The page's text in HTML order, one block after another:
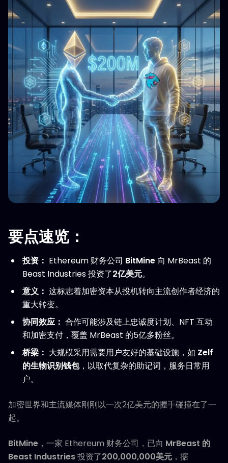
要点速览：
投资： Ethereum 财务公司 BitMine 向 MrBeast 的
Beast Industries 投资了2亿美元。
意义： 这标志着加密资本从投机转向主流创作者经济的
重大转变。
协同效应： 合作可能涉及链上忠诚度计划、NFT 互动
和加密支付，覆盖 MrBeast 的5亿多粉丝。
桥梁： 大规模采用需要用户友好的基础设施，如 Zelf
的生物识别钱包，以取代复杂的助记词，服务日常用
户。
加密世界和主流媒体刚刚以一次2亿美元的握手碰撞在了一
起。
BitMine ，一家 Ethereum 财务公司，已向 MrBeast 的
Beast Industries投资了200,000,000美元 ，据